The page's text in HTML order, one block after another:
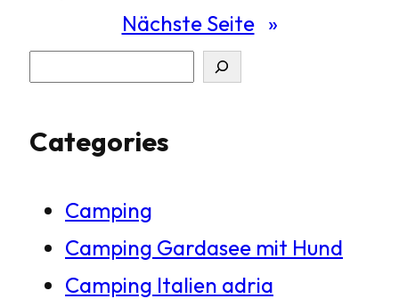
Nächste Seite »
c
Categories
Camping
Camping Gardasee mit Hund
Camping Italien adria